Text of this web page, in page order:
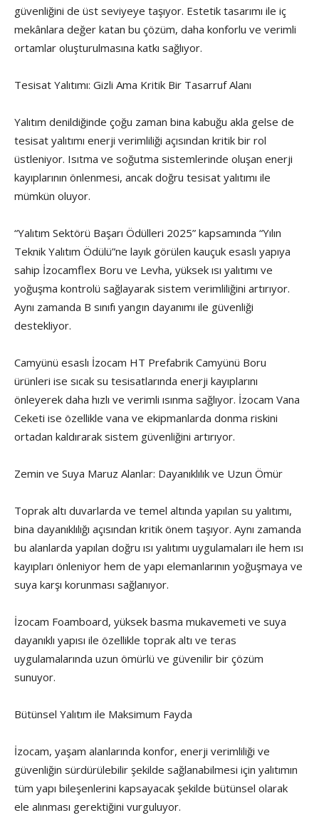
güvenliğini de üst seviyeye taşıyor. Estetik tasarımı ile iç
mekânlara değer katan bu çözüm, daha konforlu ve verimli
ortamlar oluşturulmasına katkı sağlıyor.
Tesisat Yalıtımı: Gizli Ama Kritik Bir Tasarruf Alanı
Yalıtım denildiğinde çoğu zaman bina kabuğu akla gelse de
tesisat yalıtımı enerji verimliliği açısından kritik bir rol
üstleniyor. Isıtma ve soğutma sistemlerinde oluşan enerji
kayıplarının önlenmesi, ancak doğru tesisat yalıtımı ile
mümkün oluyor.
“Yalıtım Sektörü Başarı Ödülleri 2025” kapsamında “Yılın
Teknik Yalıtım Ödülü”ne layık görülen kauçuk esaslı yapıya
sahip İzocamflex Boru ve Levha, yüksek ısı yalıtımı ve
yoğuşma kontrolü sağlayarak sistem verimliliğini artırıyor.
Aynı zamanda B sınıfı yangın dayanımı ile güvenliği
destekliyor.
Camyünü esaslı İzocam HT Prefabrik Camyünü Boru
ürünleri ise sıcak su tesisatlarında enerji kayıplarını
önleyerek daha hızlı ve verimli ısınma sağlıyor. İzocam Vana
Ceketi ise özellikle vana ve ekipmanlarda donma riskini
ortadan kaldırarak sistem güvenliğini artırıyor.
Zemin ve Suya Maruz Alanlar: Dayanıklılık ve Uzun Ömür
Toprak altı duvarlarda ve temel altında yapılan su yalıtımı,
bina dayanıklılığı açısından kritik önem taşıyor. Aynı zamanda
bu alanlarda yapılan doğru ısı yalıtımı uygulamaları ile hem ısı
kayıpları önleniyor hem de yapı elemanlarının yoğuşmaya ve
suya karşı korunması sağlanıyor.
İzocam Foamboard, yüksek basma mukavemeti ve suya
dayanıklı yapısı ile özellikle toprak altı ve teras
uygulamalarında uzun ömürlü ve güvenilir bir çözüm
sunuyor.
Bütünsel Yalıtım ile Maksimum Fayda
İzocam, yaşam alanlarında konfor, enerji verimliliği ve
güvenliğin sürdürülebilir şekilde sağlanabilmesi için yalıtımın
tüm yapı bileşenlerini kapsayacak şekilde bütünsel olarak
ele alınması gerektiğini vurguluyor.